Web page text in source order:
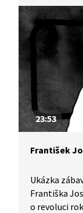
23:53
František
Ukázka
Františka
o revoluci